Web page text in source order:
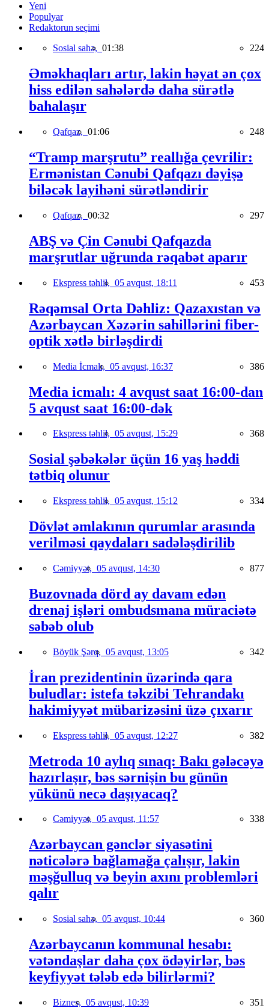
Yeni
Populyar
Redaktorun seçimi
Sosial sahə, 01:38 224
Əməkhaqları artır, lakin həyat ən çox
hiss edilən sahələrdə daha sürətlə
bahalaşır
Qafqaz, 01:06 248
“Tramp marşrutu” reallığa çevrilir:
Ermənistan Cənubi Qafqazı dəyişə
biləcək layihəni sürətləndirir
Qafqaz, 00:32 297
ABŞ və Çin Cənubi Qafqazda
marşrutlar uğrunda rəqabət aparır
Ekspress təhlil, 05 avqust, 18:11 453
Rəqəmsal Orta Dəhliz: Qazaxıstan və
Azərbaycan Xəzərin sahillərini fiber-
optik xətlə birləşdirdi
Media İcmalı, 05 avqust, 16:37 386
Media icmalı: 4 avqust saat 16:00-dan
5 avqust saat 16:00-dək
Ekspress təhlil, 05 avqust, 15:29 368
Sosial şəbəkələr üçün 16 yaş həddi
tətbiq olunur
Ekspress təhlil, 05 avqust, 15:12 334
Dövlət əmlakının qurumlar arasında
verilməsi qaydaları sadələşdirilib
Cəmiyyət, 05 avqust, 14:30 877
Buzovnada dörd ay davam edən
drenaj işləri ombudsmana müraciətə
səbəb olub
Böyük Şərq, 05 avqust, 13:05 342
İran prezidentinin üzərində qara
buludlar: istefa təkzibi Tehrandakı
hakimiyyət mübarizəsini üzə çıxarır
Ekspress təhlil, 05 avqust, 12:27 382
Metroda 10 aylıq sınaq: Bakı gələcəyə
hazırlaşır, bəs sərnişin bu günün
yükünü necə daşıyacaq?
Cəmiyyət, 05 avqust, 11:57 338
Azərbaycan gənclər siyasətini
nəticələrə bağlamağa çalışır, lakin
məşğulluq və beyin axını problemləri
qalır
Sosial sahə, 05 avqust, 10:44 360
Azərbaycanın kommunal hesabı:
vətəndaşlar daha çox ödəyirlər, bəs
keyfiyyət tələb edə bilirlərmi?
Biznes, 05 avqust, 10:39 351